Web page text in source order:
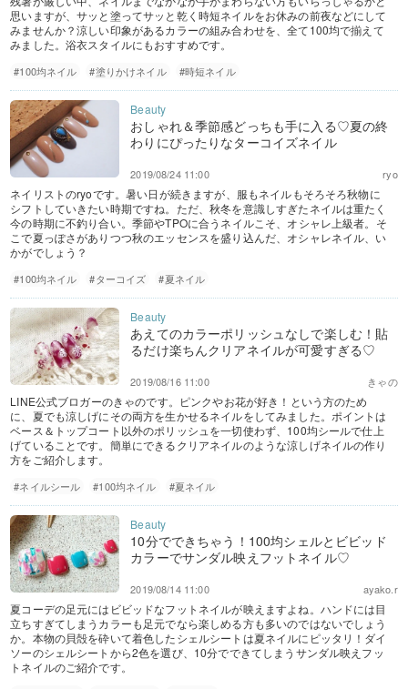
思いますが、サッと塗ってサッと乾く時短ネイルをお休みの前夜などにして
みませんか？涼しい印象があるカラーの組み合わせを、全て100均で揃えて
みました。浴衣スタイルにもおすすめです。
#100均ネイル #塗りかけネイル #時短ネイル
おしゃれ＆季節感どっちも手に入る♡夏の終
わりにぴったりなターコイズネイル
ryo
2019/08/24 11:00
ネイリストのryoです。暑い日が続きますが、服もネイルもそろそろ秋物に
シフトしていきたい時期ですね。ただ、秋冬を意識しすぎたネイルは重たく
今の時期に不釣り合い。季節やTPOに合うネイルこそ、オシャレ上級者。そ
こで夏っぽさがありつつ秋のエッセンスを盛り込んだ、オシャレネイル、い
かがでしょう？
#100均ネイル #ターコイズ #夏ネイル
あえてのカラーポリッシュなしで楽しむ！貼
るだけ楽ちんクリアネイルが可愛すぎる♡
きゃの
2019/08/16 11:00
LINE公式ブロガーのきゃのです。ピンクやお花が好き！という方のため
に、夏でも涼しげにその両方を生かせるネイルをしてみました。ポイントは
ベース＆トップコート以外のポリッシュを一切使わず、100均シールで仕上
げていることです。簡単にできるクリアネイルのような涼しげネイルの作り
方をご紹介します。
#ネイルシール #100均ネイル #夏ネイル
10分でできちゃう！100均シェルとビビッド
カラーでサンダル映えフットネイル♡
ayako.r
2019/08/14 11:00
夏コーデの足元にはビビッドなフットネイルが映えますよね。ハンドには目
立ちすぎてしまうカラーも足元でなら楽しめる方も多いのではないでしょう
か。本物の貝殻を砕いて着色したシェルシートは夏ネイルにピッタリ！ダイ
ソーのシェルシートから2色を選び、10分でできてしまうサンダル映えフッ
トネイルのご紹介です。